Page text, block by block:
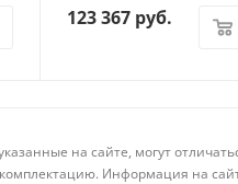
123 367руб.
на сайте, могут
Информация на